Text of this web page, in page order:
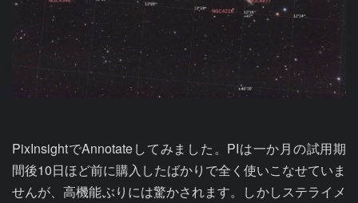
PixInsightでAnnotateしてみました。PIは一か月の試用期
間後10日ほど前に購入したばかりで全く使いこなせていま
せんが、高機能ぶりには驚かされます。しかしステライメ